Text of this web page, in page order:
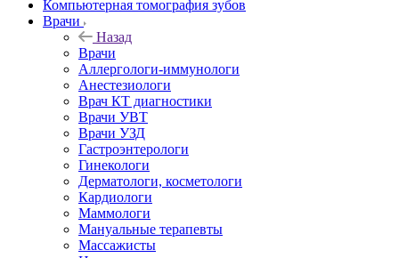
Компьютерная томография зубов
Врачи
Назад
Врачи
Аллергологи-иммунологи
Анестезиологи
Врач КТ диагностики
Врачи УВТ
Врачи УЗД
Гастроэнтерологи
Гинекологи
Дерматологи, косметологи
Кардиологи
Маммологи
Мануальные терапевты
Массажисты